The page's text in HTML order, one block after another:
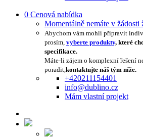
0 Cenová nabídka
Momentálně nemáte v žádosti
Abychom vám mohli připravit
prosím, vyberte produkty, které
specifikace.
Máte-li zájem o komplexní řešení
poradit,kontaktujte náš tým níže.
+420211154401
info@dublino.cz
Mám vlastní projekt